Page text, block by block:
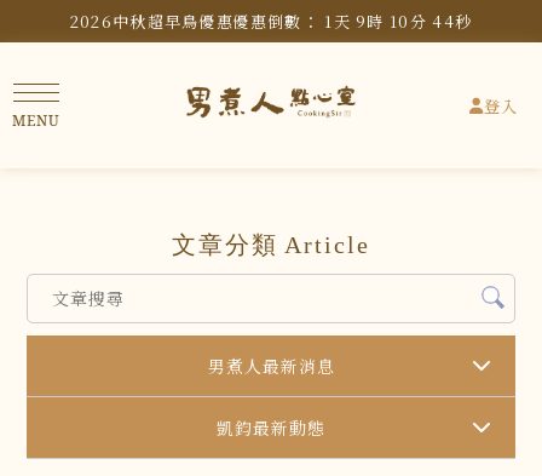
2026中秋超早鳥優惠優惠倒數： 1天9時 10分43秒
登入
文章分類 Article
男煮人最新消息
凱鈞最新動態